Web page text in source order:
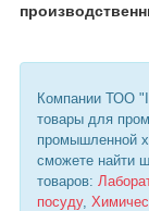
Компании ТОО
товары для
промышленной
сможете найти
товаров:
посуду,